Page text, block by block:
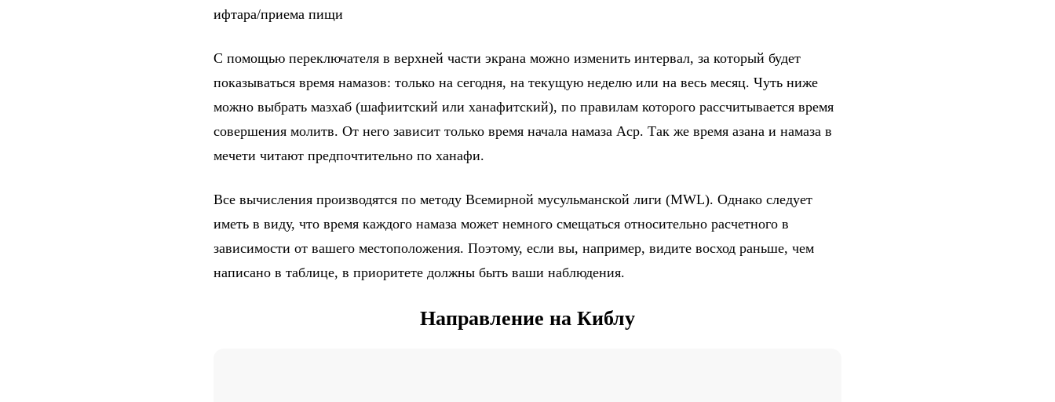
ифтара/приема пищи
С помощью переключателя в верхней части экрана можно изменить интервал, за который будет
показываться время намазов: только на сегодня, на текущую неделю или на весь месяц. Чуть ниже
можно выбрать мазхаб (шафиитский или ханафитский), по правилам которого рассчитывается время
совершения молитв. От него зависит только время начала намаза Аср. Так же время азана и намаза в
мечети читают предпочтительно по ханафи.
Все вычисления производятся по методу Всемирной мусульманской лиги (MWL). Однако следует
иметь в виду, что время каждого намаза может немного смещаться относительно расчетного в
зависимости от вашего местоположения. Поэтому, если вы, например, видите восход раньше, чем
написано в таблице, в приоритете должны быть ваши наблюдения.
Направление на Киблу